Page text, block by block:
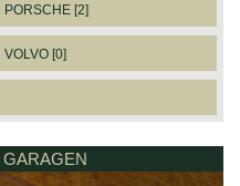
PORSCHE [2]
VOLVO [0]